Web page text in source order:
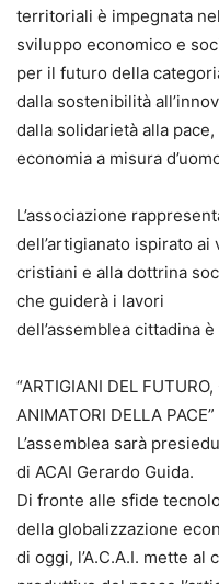
territoriali è impegnata
sviluppo economico e
per il futuro della
dalla sostenibilità
dalla solidarietà alla
economia a misura
L’associazione
dell’artigianato ispirato ai
cristiani e alla dottrina
che guiderà i lavori
dell’assemblea cittadina
“ARTIGIANI DEL
ANIMATORI DELLA PACE”
L’assemblea sarà
di ACAI Gerardo Guida.
Di fronte alle sfide
della globalizzazione
di oggi, l’A.C.A.I. mette